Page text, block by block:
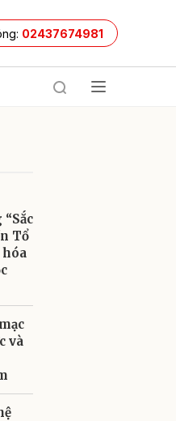
02437674981
Tổ
hóa
và